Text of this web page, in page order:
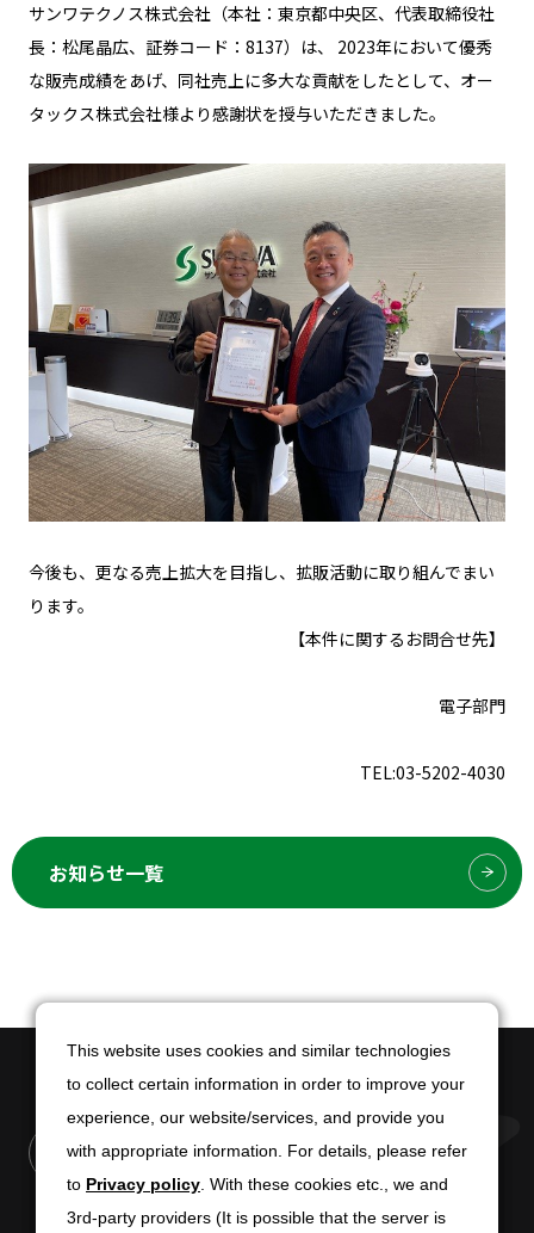
サンワテクノス株式会社（本社：東京都中央区、代表取締役社
⾧：松尾晶広、証券コード：8137）は、 2023年において優秀
な販売成績をあげ、同社売上に多大な貢献をしたとして、オー
タックス株式会社様より感謝状を授与いただきました。
今後も、更なる売上拡大を目指し、拡販活動に取り組んでまい
ります。
【本件に関するお問合せ先】
電子部門
TEL:03-5202-4030
お知らせ一覧
This website uses cookies and similar technologies
to collect certain information in order to improve your
experience, our website/services, and provide you
with appropriate information. For details, please refer
to Privacy policy . With these cookies etc., we and
3rd-party providers (It is possible that the server is
This website uses cookies and similar technologies
to collect certain information in order to improve your
experience, our website/services, and provide you
with appropriate information. For details, please refer
to Privacy policy . With these cookies etc., we and
3rd-party providers (It is possible that the server is